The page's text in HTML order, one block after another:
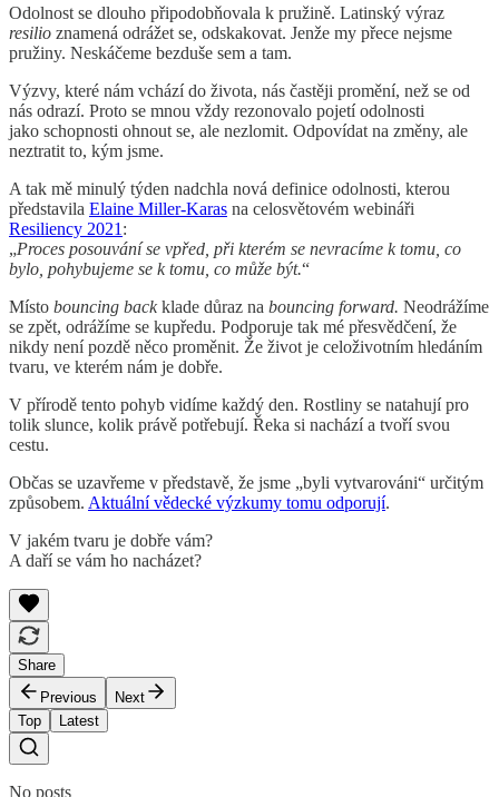
Odolnost se dlouho připodobňovala k pružině. Latinský výraz
resilio znamená odrážet se, odskakovat. Jenže my přece nejsme
pružiny. Neskáčeme bezduše sem a tam.
Výzvy, které nám vchází do života, nás častěji promění, než se od
nás odrazí. Proto se mnou vždy rezonovalo pojetí odolnosti
jako schopnosti ohnout se, ale nezlomit. Odpovídat na změny, ale
neztratit to, kým jsme.
A tak mě minulý týden nadchla nová definice odolnosti, kterou
představila Elaine Miller-Karas na celosvětovém webináři
Resiliency 2021 :
„Proces posouvání se vpřed, při kterém se nevracíme k tomu, co
bylo, pohybujeme se k tomu, co může být.“
Místo bouncing backklade důraz na bouncing forward. Neodrážíme
se zpět, odrážíme se kupředu. Podporuje tak mé přesvědčení, že
nikdy není pozdě něco proměnit. Že život je celoživotním hledáním
tvaru, ve kterém nám je dobře.
V přírodě tento pohyb vidíme každý den. Rostliny se natahují pro
tolik slunce, kolik právě potřebují. Řeka si nachází a tvoří svou
cestu.
Občas se uzavřeme v představě, že jsme „byli vytvarováni“ určitým
způsobem. Aktuální vědecké výzkumy tomu odporují.
V jakém tvaru je dobře vám?
A daří se vám ho nacházet?
Share
Previous
Next
Top
Latest
No posts